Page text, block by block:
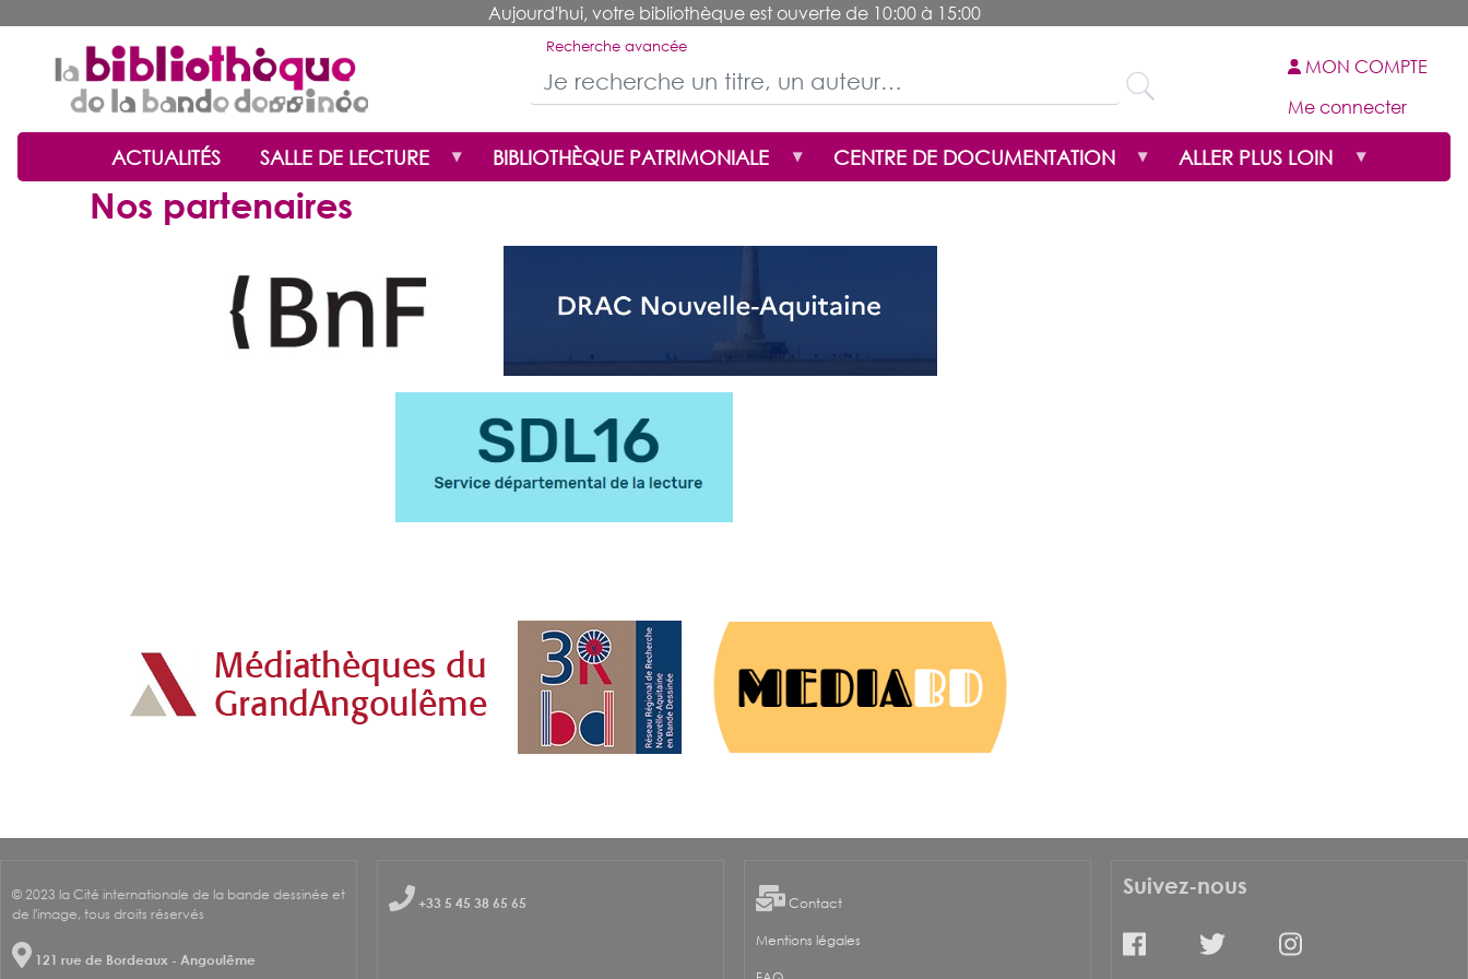
Aller
principal
Aujourd'hui, votre bibliothèque est ouverte de 10:00 à 15:00
Recherche avancée
MON COMPTE
Me connecter
ACTUALITÉS SALLE DE LECTURE BIBLIOTHÈQUE PATRIMONIALE CENTRE DE DOCUMENTATION ALLER PLUS LOIN
Nos partenaires
© 2023 la Cité internationale de la bande dessinée et
de l'image, tous droits réservés
121 rue de Bordeaux - Angoulême
+33 5 45 38 65 65 Contact
Mentions légales
Suivez-nous